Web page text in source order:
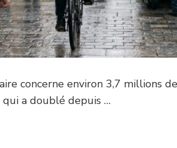
concerne environ 3,7 millions
qui a doublé depuis …